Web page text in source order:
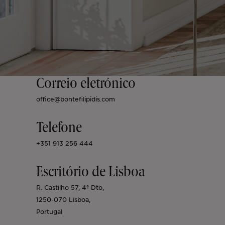
Correio eletrónico
office@bontefilipidis.com
Telefone
+351 913 256 444
Escritório de Lisboa
R. Castilho 57, 4º Dto,
1250-070 Lisboa,
Portugal
Cascais
Algarve
Renovar
Todos os investimentos
Perguntas frequentes
Ibiza
Vídeos
FR